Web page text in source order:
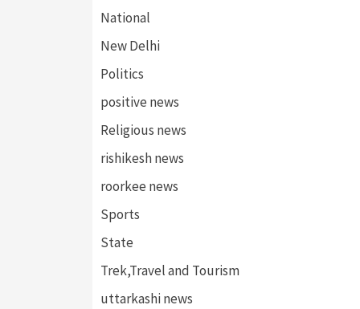
National
New Delhi
Politics
positive news
Religious news
rishikesh news
roorkee news
Sports
State
Trek,Travel and Tourism
uttarkashi news